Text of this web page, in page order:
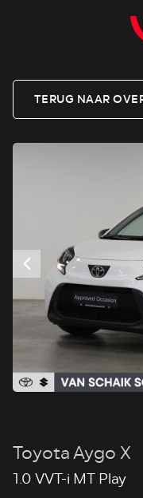
TERUG NAAR
Toyota Aygo X
1.0 VVT-i MT Play